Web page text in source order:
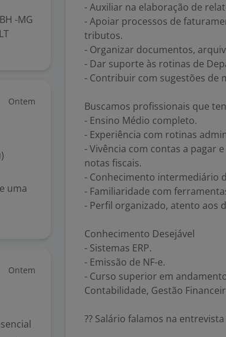
-MG
Ontem
uma
Ontem
- Auxiliar na elaboração de
- Apoiar processos de
tributos.
- Organizar documentos,
- Dar suporte às rotinas de
- Contribuir com sugestões de
Buscamos profissionais que
- Ensino Médio completo.
- Experiência com rotinas
- Vivência com contas a pagar
notas fiscais.
- Conhecimento intermediário
- Familiaridade com
- Perfil organizado, atento aos
Conhecimento Desejável
- Sistemas ERP.
- Emissão de NF-e.
- Curso superior em
Contabilidade, Gestão
?? Salário falamos na